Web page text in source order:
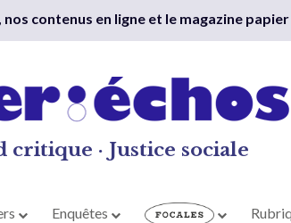
contenus en ligne et le magazine
critique · Justice sociale
Enquêtes